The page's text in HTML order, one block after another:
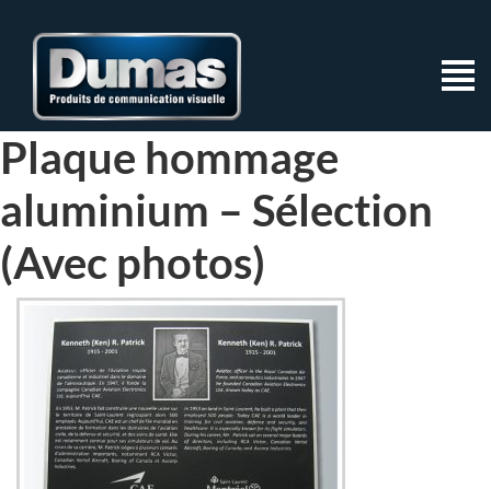
Plaque hommage
aluminium – Sélection
(Avec photos)